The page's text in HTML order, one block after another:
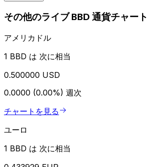
その他のライブ BBD 通貨チャート
アメリカドル
1 BBD は 次に相当
0.500000 USD
0.0000 (0.00%) 週次
チャートを見る
ユーロ
1 BBD は 次に相当